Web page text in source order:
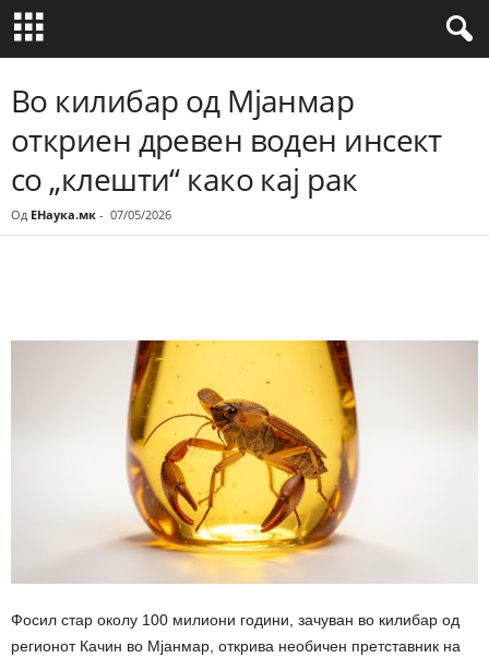
Во килибар од Мјанмар
откриен древен воден инсект
со „клешти“ како кај рак
Од ЕНаука.мк - 07/05/2026
Фосил стар околу 100 милиони години, зачуван во килибар од
регионот Качин во Мјанмар, открива необичен претставник на